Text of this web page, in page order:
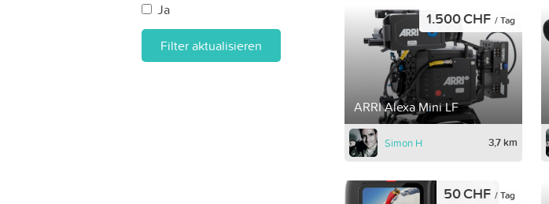
Ja
Filter aktualisieren
ARRI Alexa Mini LF
1.500 CHF / Tag
Simon H 3,7 km
50 CHF / Tag